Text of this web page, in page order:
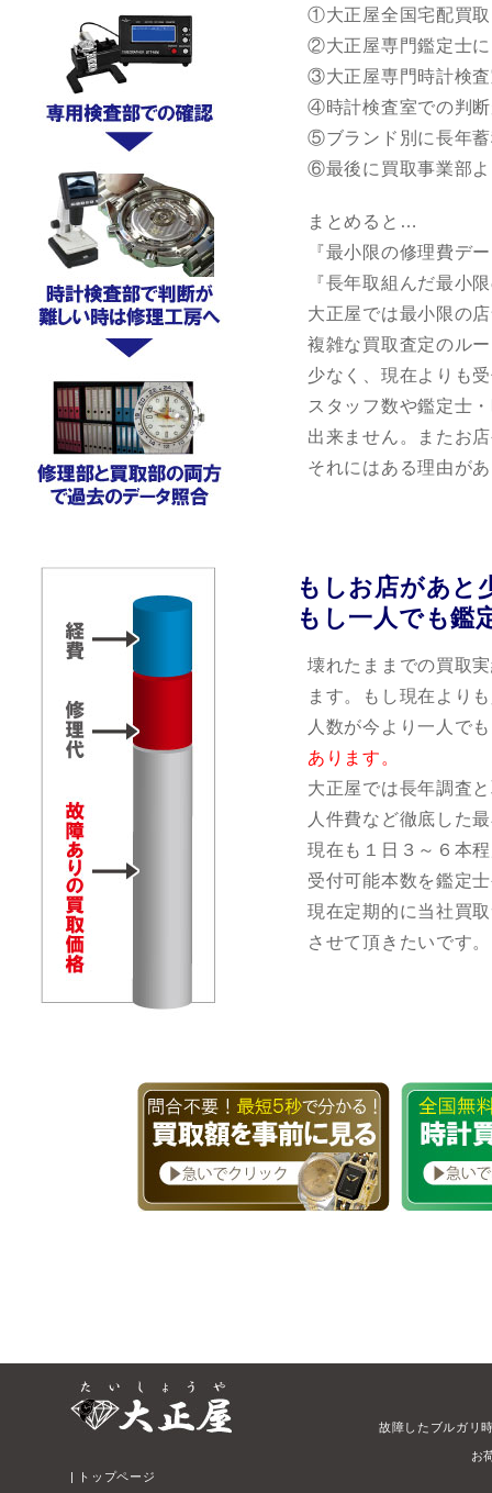
①大正屋全国宅配買
②大正屋専門鑑定士
③大正屋専門時計検
④時計検査室での判
⑤ブランド別に長年
⑥最後に買取事業部
まとめると…
『最小限の修理費デ
『長年取組んだ最小
大正屋では最小限の
複雑な買取査定のル
少なく、現在よりも
スタッフ数や鑑定士
出来ません。またお
それにはある理由が
もしお店があ
もし一人でも鑑
壊れたままでの買取
ます。もし現在より
人数が今より一人で
あります。
大正屋では長年調査
人件費など徹底した
現在も１日３～６本
受付可能本数を鑑定
現在定期的に当社買
させて頂きたいです。
トップページ
故障したブルガリ
お